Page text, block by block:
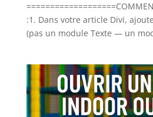
:1. Dans votre article Divi,
(pas un module Texte — un